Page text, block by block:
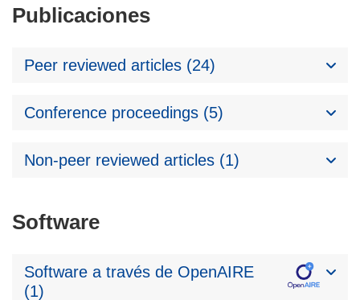
Publicaciones
Peer reviewed articles (24)
Conference proceedings (5)
Non-peer reviewed articles (1)
Software
Software a través de OpenAIRE
(1)